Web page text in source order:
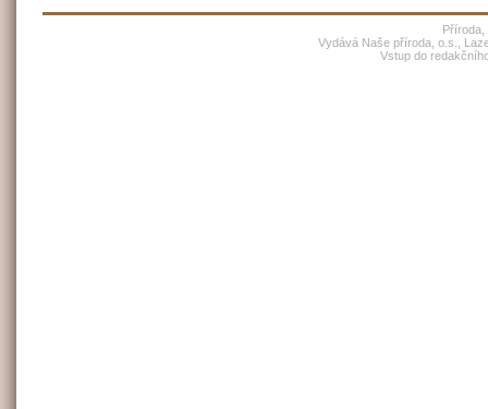
Příroda,
Vydává Naše příroda, o.s.,
Vstup do